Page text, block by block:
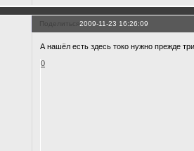
Поделиться2009-11-23 16:26:09
А нашёл есть здесь токо нужно прежде
0